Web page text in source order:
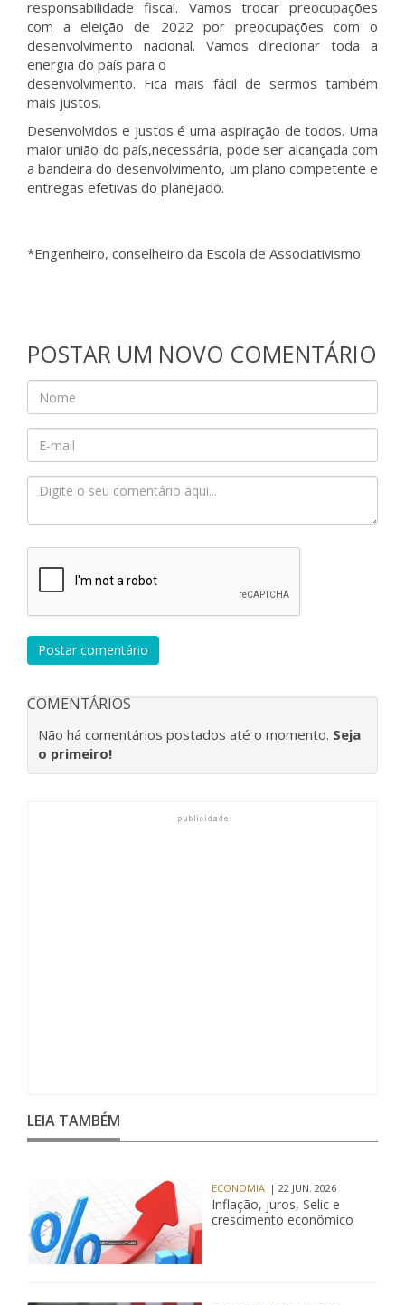
responsabilidade fiscal. Vamos trocar preocupações
com a eleição de 2022 por preocupações com o
desenvolvimento nacional. Vamos direcionar toda a
energia do país para o
desenvolvimento. Fica mais fácil de sermos também
mais justos.
Desenvolvidos e justos é uma aspiração de todos. Uma
maior união do país,necessária, pode ser alcançada com
a bandeira do desenvolvimento, um plano competente e
entregas efetivas do planejado.
*Engenheiro, conselheiro da Escola de Associativismo
POSTAR UM NOVO COMENTÁRIO
Postar comentário
COMENTÁRIOS
Não há comentários postados até o momento. Seja
o primeiro!
LEIA TAMBÉM
ECONOMIA | 22 JUN. 2026
Inflação, juros, Selic e
crescimento econômico